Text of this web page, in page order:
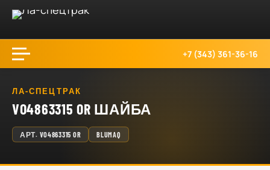
+7 (343) 361-36-16
ЛА-СПЕЦТРАК
VO4863315 OR ШАЙБА
АРТ. VO4863315 OR BLUMAQ